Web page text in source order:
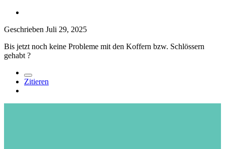
Geschrieben Juli 29, 2025
Bis jetzt noch keine Probleme mit den Koffern bzw. Schlössern
gehabt ?
Zitieren